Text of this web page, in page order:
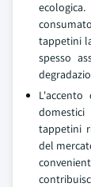
tappetini
spesso
tappetini
del